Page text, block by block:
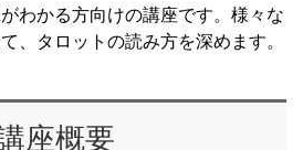
わかる方向けの講座です。様々な
、タロットの読み方を深めます。
座概要